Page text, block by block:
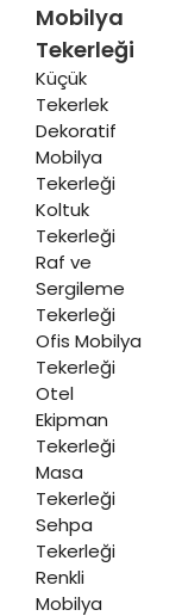
Mobilya
Tekerleği
Küçük
Tekerlek
Dekoratif
Mobilya
Tekerleği
Koltuk
Tekerleği
Raf ve
Sergileme
Tekerleği
Ofis Mobilya
Tekerleği
Otel
Ekipman
Tekerleği
Masa
Tekerleği
Sehpa
Tekerleği
Renkli
Mobilya